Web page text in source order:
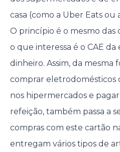
casa (como a Uber Eats ou
O princípio é o mesmo das
o que interessa é o CAE
dinheiro. Assim, da mesma
comprar eletrodomésticos
nos hipermercados e
refeição, também passa a
compras com este cartão
entregam vários tipos de